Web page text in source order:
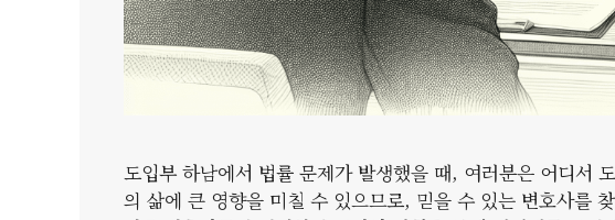
도입부 하남에서 법률 문제가 발생했을 때, 여러분은 어디서
의 삶에 큰 영향을 미칠 수 있으므로, 믿을 수 있는 변호사를